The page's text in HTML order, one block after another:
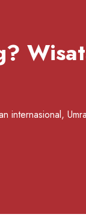
internasional,